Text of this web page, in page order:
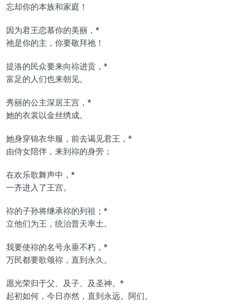
忘却你的本族和家庭！
因为君王恋慕你的美丽，*
祂是你的主，你要敬拜祂！
提洛的民众要来向祢进贡，*
富足的人们也来朝见。
秀丽的公主深居王宫，*
她的衣裳以金丝绣成。
她身穿锦衣华服，前去谒见君王，*
由侍女陪伴，来到祢的身旁；
在欢乐歌舞声中，*
一齐进入了王宫。
祢的子孙将继承祢的列祖；*
立他们为王，统治普天率土。
我要使祢的名号永垂不朽，*
万民都要歌颂祢，直到永久。
愿光荣归于父、及子、及圣神。*
起初如何，今日亦然，直到永远。阿们。